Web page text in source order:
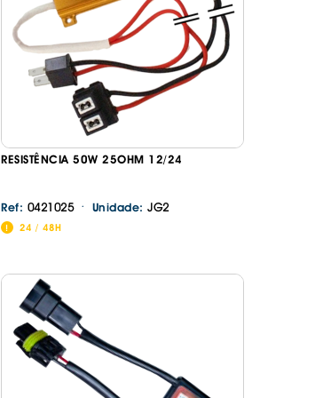
RESISTÊNCIA 50W 25OHM 12/24
Ref: 0421025 · Unidade:JG2
24 / 48H